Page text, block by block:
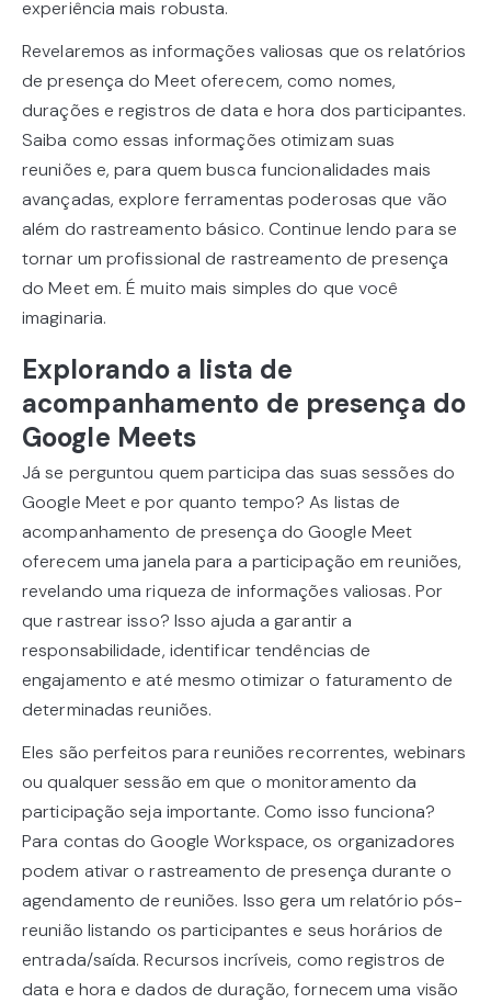
experiência mais robusta.
Revelaremos as informações valiosas que os relatórios
de presença do Meet oferecem, como nomes,
durações e registros de data e hora dos participantes.
Saiba como essas informações otimizam suas
reuniões e, para quem busca funcionalidades mais
avançadas, explore ferramentas poderosas que vão
além do rastreamento básico. Continue lendo para se
tornar um profissional de rastreamento de presença
do Meet em. É muito mais simples do que você
imaginaria.
Explorando a lista de
acompanhamento de presença do
Google Meets
Já se perguntou quem participa das suas sessões do
Google Meet e por quanto tempo? As listas de
acompanhamento de presença do Google Meet
oferecem uma janela para a participação em reuniões,
revelando uma riqueza de informações valiosas. Por
que rastrear isso? Isso ajuda a garantir a
responsabilidade, identificar tendências de
engajamento e até mesmo otimizar o faturamento de
determinadas reuniões.
Eles são perfeitos para reuniões recorrentes, webinars
ou qualquer sessão em que o monitoramento da
participação seja importante. Como isso funciona?
Para contas do Google Workspace, os organizadores
podem ativar o rastreamento de presença durante o
agendamento de reuniões. Isso gera um relatório pós-
reunião listando os participantes e seus horários de
entrada/saída. Recursos incríveis, como registros de
data e hora e dados de duração, fornecem uma visão